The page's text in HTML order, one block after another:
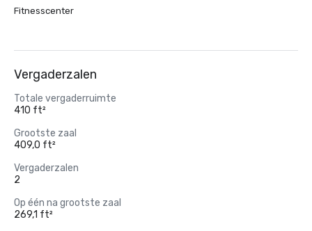
Fitnesscenter
Vergaderzalen
Totale vergaderruimte
410 ft²
Grootste zaal
409,0 ft²
Vergaderzalen
2
Op één na grootste zaal
269,1 ft²